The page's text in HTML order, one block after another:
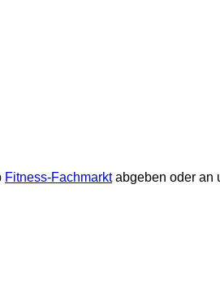
Fitness-Fachmarktabgeben oder an